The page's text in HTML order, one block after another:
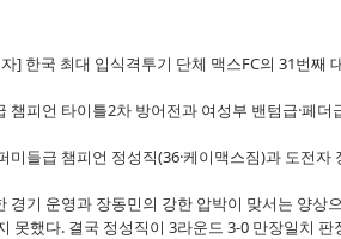
] 한국 최대 입식격투기 단체 맥스FC의 31번째
챔피언 타이틀2차 방어전과 여성부 밴텀급·페
미들급 챔피언 정성직(36·케이맥스짐)과 도전
경기 운영과 장동민의 강한 압박이 맞서는 양
못했다. 결국 정성직이 3라운드 3-0 만장일치